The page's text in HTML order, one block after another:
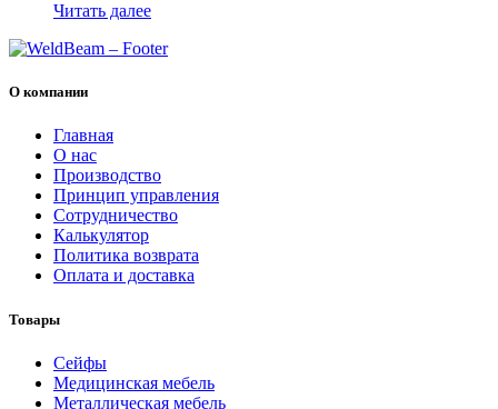
Читать далее
О компании
Главная
О нас
Производство
Принцип управления
Сотрудничество
Калькулятор
Политика возврата
Оплата и доставка
Товары
Cейфы
Медицинская мебель
Металлическая мебель